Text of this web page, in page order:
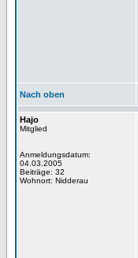
Nach oben
Hajo
Mitglied
Anmeldungsdatum:
04.03.2005
Beiträge: 32
Wohnort: Nidderau